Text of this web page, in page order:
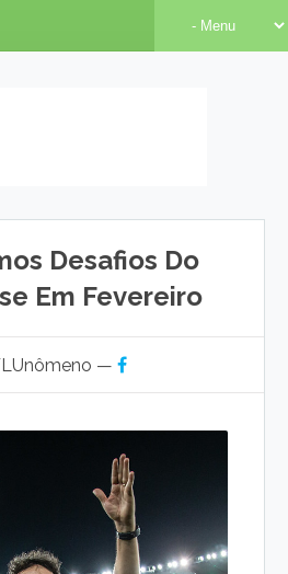
Desafios Do
Em Fevereiro
—